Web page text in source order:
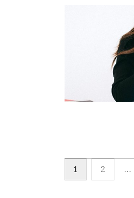
Paginación
1 2 …